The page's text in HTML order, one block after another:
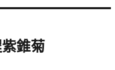
錐菊